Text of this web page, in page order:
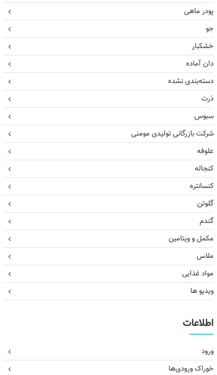
پودر ماهی
جو
خشکبار
دان آماده
دسته‌بندی نشده
ذرت
سبوس
شرکت بازرگانی تولیدی مومنی
علوفه
کنجاله
کنسانتره
گلوتن
گندم
مکمل و ویتامین
ملاس
مواد غذایی
ویدیو ها
اطلاعات
ورود
خوراک ورودی‌ها